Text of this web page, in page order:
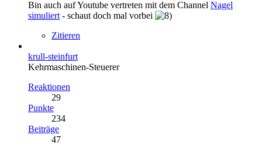
Bin auch auf Youtube vertreten mit dem Channel Nagel
simuliert - schaut doch mal vorbei
Zitieren
krull-steinfurt
Kehrmaschinen-Steuerer
Reaktionen
29
Punkte
234
Beiträge
47